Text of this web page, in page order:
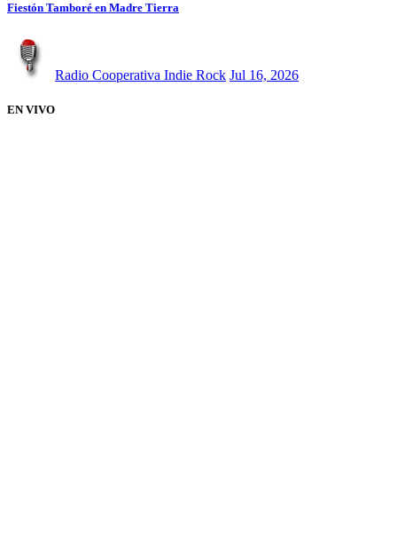
Fiestón Tamboré en Madre Tierra
Radio Cooperativa Indie Rock Jul 16, 2026
EN VIVO